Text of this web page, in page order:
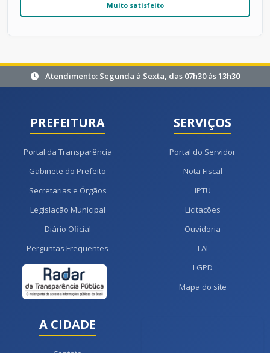
Muito satisfeito
Atendimento: Segunda à Sexta, das 07h30 às 13h30
PREFEITURA
Portal da Transparência
Gabinete do Prefeito
Secretarias e Órgãos
Legislação Municipal
Diário Oficial
Perguntas Frequentes
SERVIÇOS
Portal do Servidor
Nota Fiscal
IPTU
Licitações
Ouvidoria
LAI
LGPD
Mapa do site
A CIDADE